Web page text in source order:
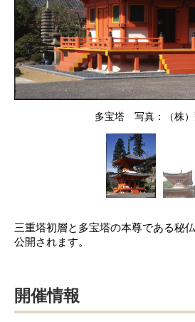
多宝塔 写真：（株）
三重塔初層と多宝塔の本尊である秘
公開されます。
開催情報